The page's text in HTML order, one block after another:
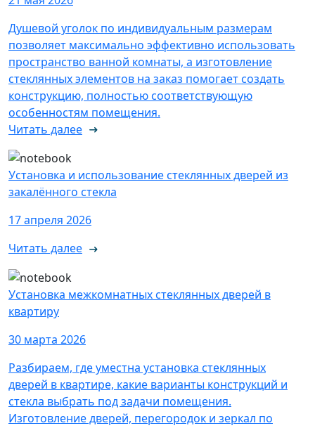
Душевой уголок по индивидуальным размерам
позволяет максимально эффективно использовать
пространство ванной комнаты, а изготовление
стеклянных элементов на заказ помогает создать
конструкцию, полностью соответствующую
особенностям помещения.
Читать далее
Установка и использование стеклянных дверей из
закалённого стекла
17 апреля 2026
Читать далее
Установка межкомнатных стеклянных дверей в
квартиру
30 марта 2026
Разбираем, где уместна установка стеклянных
дверей в квартире, какие варианты конструкций и
стекла выбрать под задачи помещения.
Изготовление дверей, перегородок и зеркал по